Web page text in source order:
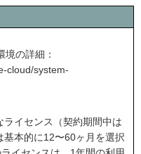
の詳細：
cloud/system-
イセンス（契約期間中は
本的に12〜60ヶ月を選択